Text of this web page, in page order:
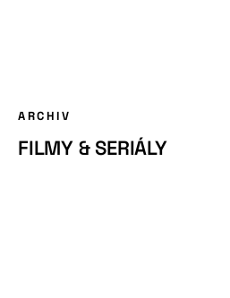
ARCHIV
FILMY & SERIÁLY